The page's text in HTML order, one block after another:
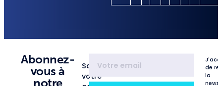
Abonnez-
vous à
notre
Saisissez
votre
de
la